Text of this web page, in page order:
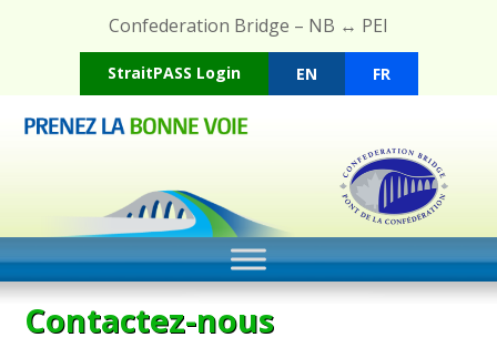
Confederation Bridge – NB ↔ PEI
StraitPASS Login EN FR
Contactez-nous